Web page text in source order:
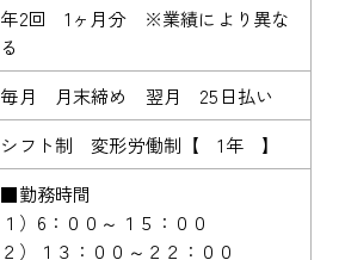
年2回 1ヶ月分 ※業績により異な
る
毎月 月末締め 翌月 25日払い
シフト制 変形労働制【 1年 】
■勤務時間
１）6：００～１５：００
２）１３：００～２２：００